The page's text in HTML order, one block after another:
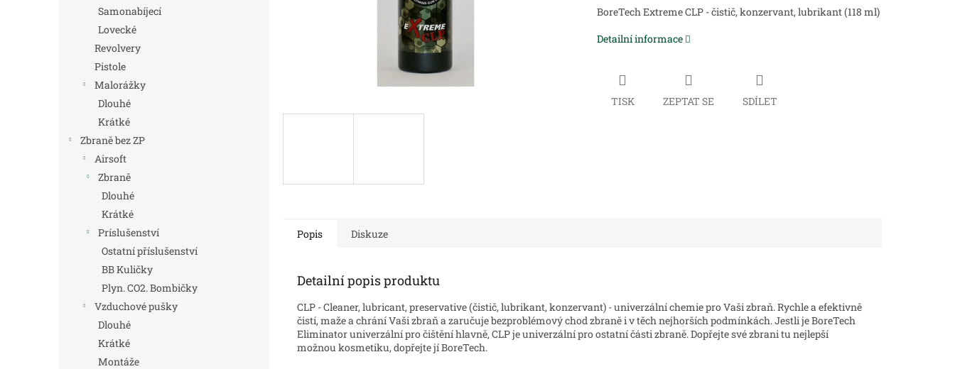
Samonabíjecí
Lovecké
Revolvery
Pistole
Malorážky
Dlouhé
Krátké
Zbraně bez ZP
Airsoft
Zbraně
Dlouhé
Krátké
Príslušenství
Ostatní příslušenství
BB Kuličky
Plyn. CO2. Bombičky
Vzduchové pušky
Dlouhé
Krátké
Montáže
BoreTech Extreme CLP - čistič, konzervant, lubrikant (118 ml)
Detailní informace
TISK ZEPTAT SE SDÍLET
Popis Diskuze
Detailní popis produktu
CLP - Cleaner, lubricant, preservative (čistič, lubrikant, konzervant) - univerzální chemie pro Vaši zbraň. Rychle a efektivně
čistí, maže a chrání Vaši zbraň a zaručuje bezproblémový chod zbraně i v těch nejhorších podmínkách. Jestli je BoreTech
Eliminator univerzální pro čištění hlavně, CLP je univerzální pro ostatní části zbraně. Dopřejte své zbrani tu nejlepší
možnou kosmetiku, dopřejte jí BoreTech.